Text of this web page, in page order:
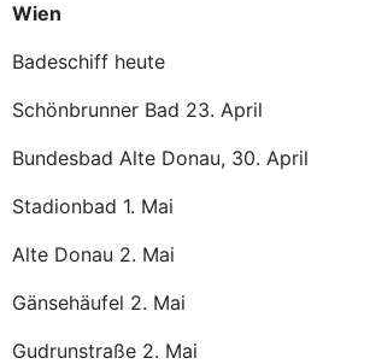
Wien
Badeschiff heute
Schönbrunner Bad 23. April
Bundesbad Alte Donau, 30. April
Stadionbad 1. Mai
Alte Donau 2. Mai
Gänsehäufel 2. Mai
Gudrunstraße 2. Mai